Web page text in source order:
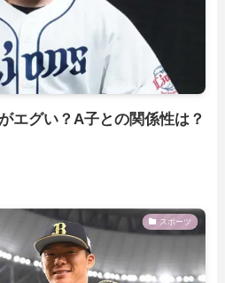
エグい？A子との関係性は？
スポーツ